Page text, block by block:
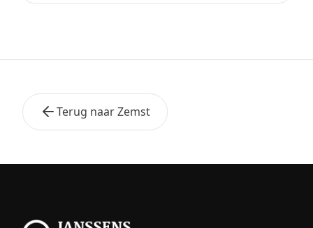
Terug naar Zemst